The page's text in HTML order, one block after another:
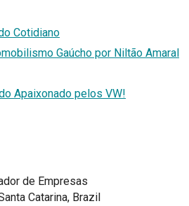
Cotidiano
Gaúcho por Niltão Amaral
Apaixonado pelos VW!
de Empresas
Catarina, Brazil